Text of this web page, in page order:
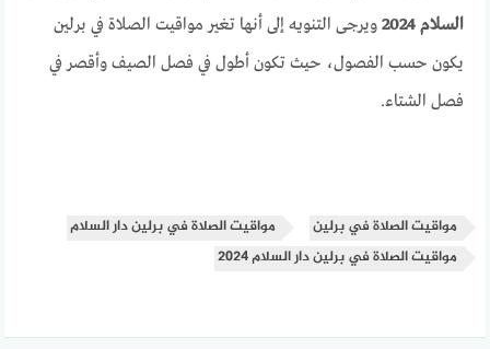
السلام 2024
ويرجى التنويه إلى أنها تغير مواقيت الصلاة في برلين
يكون حسب الفصول، حيث تكون أطول في فصل الصيف وأقصر في
فصل الشتاء.
مواقيت الصلاة في برلين
مواقيت الصلاة في برلين دار السلام
مواقيت الصلاة في برلين دار السلام 2024